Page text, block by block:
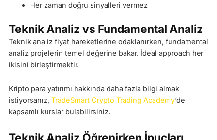
Her zaman doğru sinyalleri vermez
Teknik Analiz vs Fundamental Analiz
Teknik analiz fiyat hareketlerine odaklanırken, fundamental
analiz projelerin temel değerine bakar. İdeal approach her
ikisini birleştirmektir.
Kripto para yatırımı hakkında daha fazla bilgi almak
istiyorsanız, TradeSmart Crypto Trading Academy‘de
kapsamlı kurslar bulabilirsiniz.
Teknik Analiz Öğrenirken İpuçları